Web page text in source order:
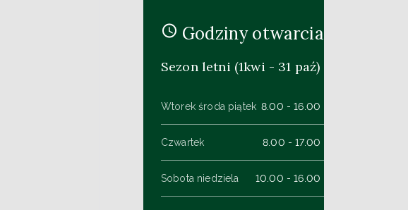
Godziny otwarcia
Sezon letni (1kwi - 31 paź)
Wtorek środa piątek 8.00 - 16.00
Czwartek 8.00 - 17.00
Sobota niedziela 10.00 - 16.00